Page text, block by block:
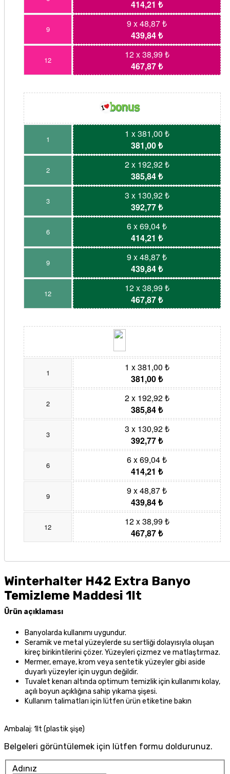
414,21 ₺
9
9 x 48,87 ₺
439,84 ₺
12
12 x 38,99 ₺
467,87 ₺
1
1 x 381,00 ₺
381,00 ₺
2
2 x 192,92 ₺
385,84 ₺
3
3 x 130,92 ₺
392,77 ₺
6
6 x 69,04 ₺
414,21 ₺
9
9 x 48,87 ₺
439,84 ₺
12
12 x 38,99 ₺
467,87 ₺
1
1 x 381,00 ₺
381,00 ₺
2
2 x 192,92 ₺
385,84 ₺
3
3 x 130,92 ₺
392,77 ₺
6
6 x 69,04 ₺
414,21 ₺
9
9 x 48,87 ₺
439,84 ₺
12
12 x 38,99 ₺
467,87 ₺
Winterhalter H42 Extra Banyo
Temizleme Maddesi 1lt
Ürün açıklaması
Banyolarda kullanımı uygundur.
Seramik ve metal yüzeylerde su sertliği dolayısıyla oluşan
kireç birikintilerini çözer. Yüzeyleri çizmez ve matlaştırmaz.
Mermer, emaye, krom veya sentetik yüzeyler gibi aside
duyarlı yüzeyler için uygun değildir.
Tuvalet kenarı altında optimum temizlik için kullanımı kolay,
açılı boyun açıklığına sahip yıkama şişesi.
Kullanım talimatları için lütfen ürün etiketine bakın
Ambalaj: 1lt (plastik şişe)
Belgeleri görüntülemek için lütfen formu doldurunuz.
Adınız